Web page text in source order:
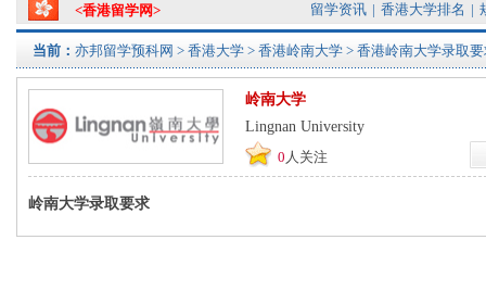
<香港留学网> 留学资讯 | 香港大学排名 |
当前： 亦邦留学预科网 > 香港大学 > 香港岭南大学 > 香港岭南大学录取
岭南大学
Lingnan University
0 人关注
岭南大学录取要求